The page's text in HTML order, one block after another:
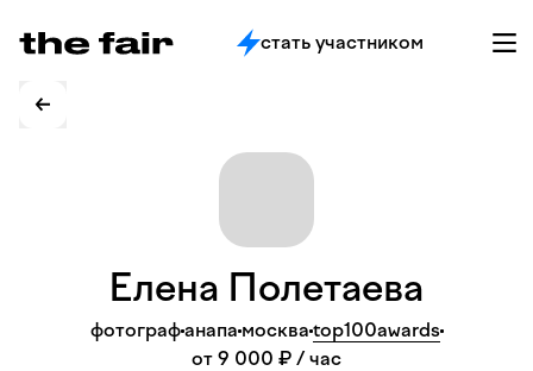
стать участником
Елена Полетаева
фотографанапамоскваtop100awards
от 9 000 ₽ / час